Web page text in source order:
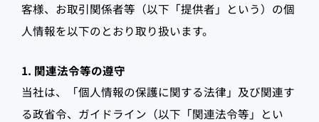
客様、お取引関係者等（以下「提供者」という）の個
人情報を以下のとおり取り扱います。
1. 関連法令等の遵守
当社は、「個人情報の保護に関する法律」及び関連す
る政省令、ガイドライン（以下「関連法令等」とい